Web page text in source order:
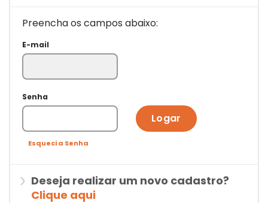
Preencha os campos abaixo:
E-mail
Senha
Logar
Esqueci a Senha
Deseja realizar um novo cadastro?
Clique aqui